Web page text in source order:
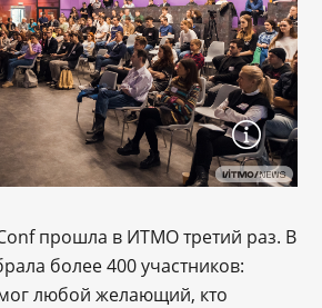
прошла в ИТМО третий раз. В
более 400 участников:
любой желающий, кто